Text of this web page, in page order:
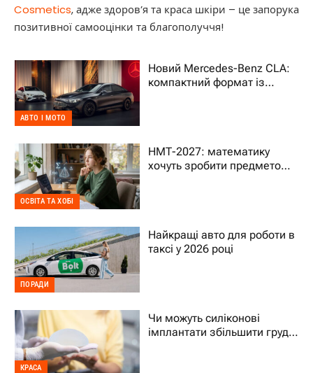
Cosmetics, адже здоров’я та краса шкіри – це запорука
позитивної самооцінки та благополуччя!
АВТО І МОТО
Новий Mercedes-Benz CLA:
компактний формат із
ОСВІТА ТА ХОБІ
НМТ-2027: математику
хочуть зробити предметом
ПОРАДИ
Найкращі авто для роботи в
таксі у 2026 році
КРАСА
Чи можуть силіконові
імплантати збільшити груди